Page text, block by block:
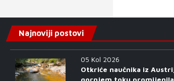
Najnoviji postovi
05 Kol 2026
Otkriće naučnika iz